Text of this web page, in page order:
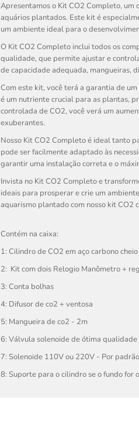
Apresentamos o Kit CO2 Completo, um
aquários plantados. Este kit é
um ambiente ideal para o
O Kit CO2 Completo inclui todos os
qualidade, que permite ajustar e
de capacidade adequada, mangueiras,
Com este kit, você terá a garantia de
é um nutriente crucial para as plantas,
controlada de CO2, você verá um
exuberantes.
Nosso Kit CO2 Completo é ideal tanto
pode ser facilmente adaptado às
garantir uma instalação correta e o
Invista no Kit CO2 Completo e
ideais para prosperar e crie um
aquarismo plantado com nosso kit CO2
Contém na caixa:
1: Cilindro de CO2 em aço carbono
2: Kit com dois Relogio Manômetro +
3: Conta bolhas
4: Difusor de co2 + ventosa
5: Mangueira de co2 - 2m
6: Válvula solenoide de ótima qualidade
7: Solenoide 110V ou 220V - Por
8: Suporte para o cilindro se o fundo for